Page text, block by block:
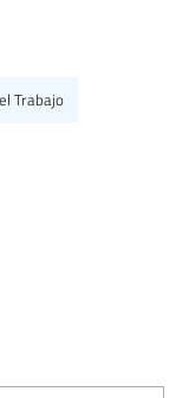
Trabajo